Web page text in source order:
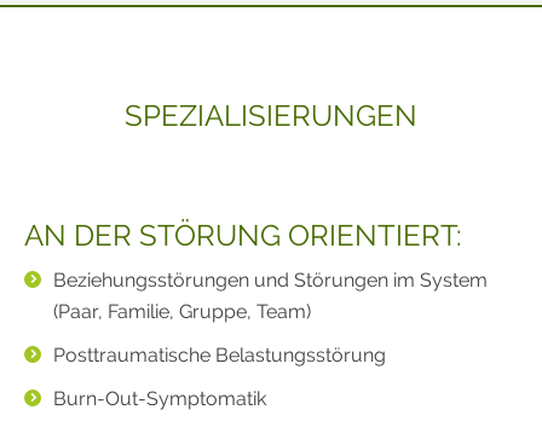
SPEZIALISIERUNGEN
AN DER STÖRUNG ORIENTIERT:
Beziehungsstörungen und Störungen im System
(Paar, Familie, Gruppe, Team)
Posttraumatische Belastungsstörung
Burn-Out-Symptomatik